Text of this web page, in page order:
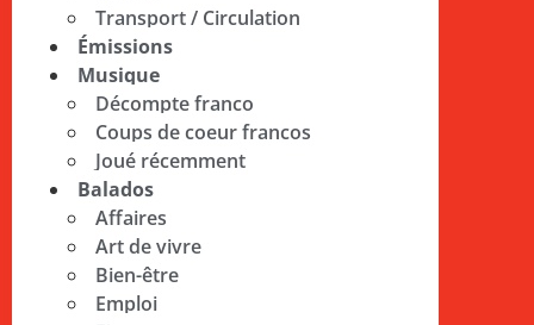
Transport / Circulation
Émissions
Musique
Décompte franco
Coups de coeur francos
Joué récemment
Balados
Affaires
Art de vivre
Bien-être
Emploi